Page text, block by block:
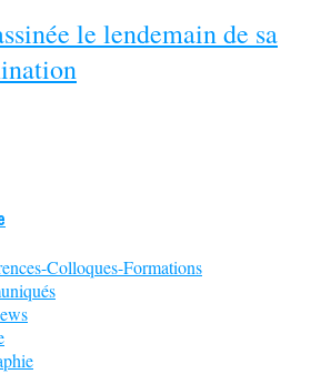
le lendemain de sa
Colloques-Formations